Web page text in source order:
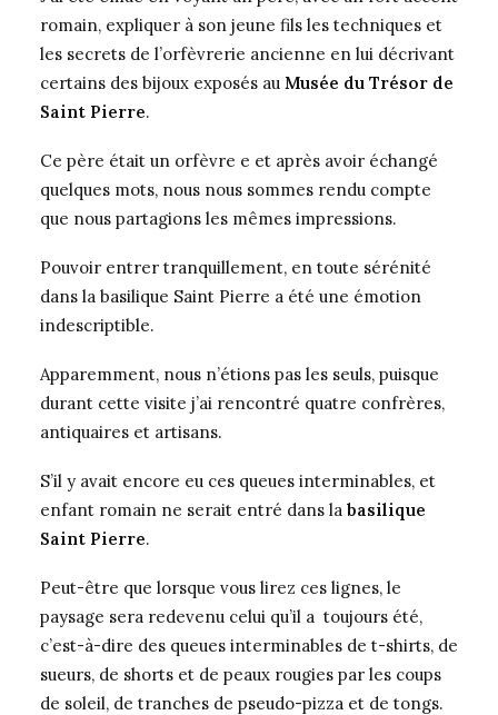
romain, expliquer à son jeune fils les techniques et
les secrets de l’orfèvrerie ancienne en lui décrivant
certains des bijoux exposés au Musée du Trésor de
Saint Pierre.
Ce père était un orfèvre e et après avoir échangé
quelques mots, nous nous sommes rendu compte
que nous partagions les mêmes impressions.
Pouvoir entrer tranquillement, en toute sérénité
dans la basilique Saint Pierre a été une émotion
indescriptible.
Apparemment, nous n’étions pas les seuls, puisque
durant cette visite j’ai rencontré quatre confrères,
antiquaires et artisans.
S’il y avait encore eu ces queues interminables, et
enfant romain ne serait entré dans la basilique
Saint Pierre.
Peut-être que lorsque vous lirez ces lignes, le
paysage sera redevenu celui qu’il a toujours été,
c’est-à-dire des queues interminables de t-shirts, de
sueurs, de shorts et de peaux rougies par les coups
de soleil, de tranches de pseudo-pizza et de tongs.